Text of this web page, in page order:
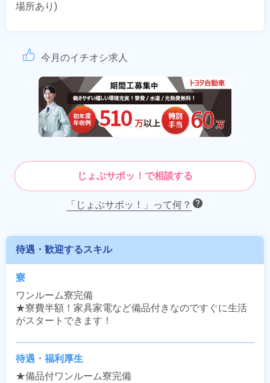
場所あり)
今月のイチオシ求人
じょぶサポッ！で相談する
「じょぶサポッ！」って何？
待遇・歓迎するスキル
寮
ワンルーム寮完備
★寮費半額！家具家電など備品付きなのですぐに生活
がスタートできます！
待遇・福利厚生
★備品付ワンルーム寮完備